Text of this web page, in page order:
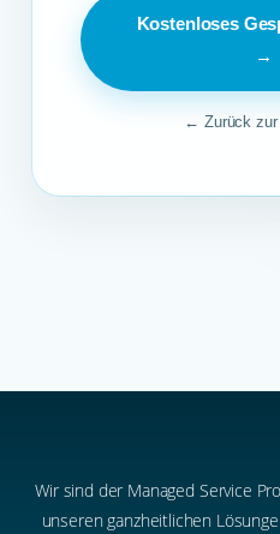
Kostenloses
→
← Zurück zur
Wir sind der Managed Service
unseren ganzheitlichen